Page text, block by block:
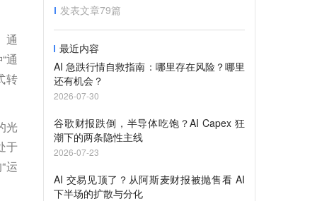
通
通
转
光
于
运
发表文章79篇
最近内容
AI 急跌行情自救指南：哪里存在风险？哪里
还有机会？
2026-07-30
谷歌财报跌倒，半导体吃饱？AI Capex 狂
潮下的两条隐性主线
2026-07-23
AI 交易见顶了？从阿斯麦财报被抛售看 AI
下半场的扩散与分化